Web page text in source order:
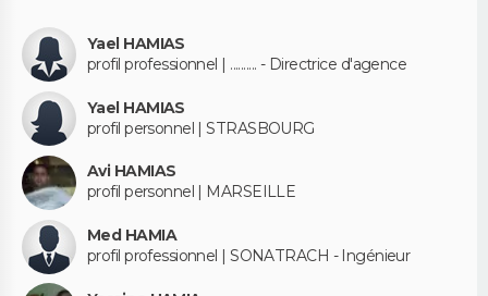
Yael HAMIAS
profil professionnel | .......... - Directrice d'agence
Yael HAMIAS
profil personnel | STRASBOURG
Avi HAMIAS
profil personnel | MARSEILLE
Med HAMIA
profil professionnel | SONATRACH - Ingénieur